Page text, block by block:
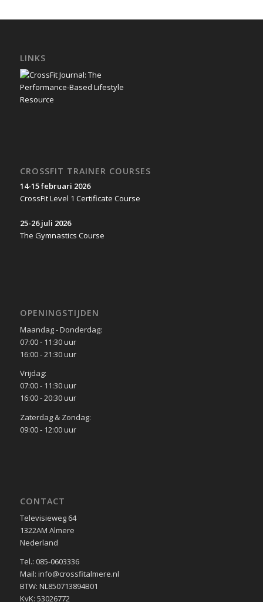
LINKS
CROSSFIT TRAINER COURSES
14-15 februari 2026
CrossFit Level 1 Certificate Course
25-26 juli 2026
The Gymnastics Course
OPENINGSTIJDEN
Maandag - Donderdag:
07:00 - 11:30 uur
16:00 - 21:30 uur
Vrijdag:
07:00 - 11:30 uur
16:00 - 20:30 uur
Zaterdag & Zondag:
09:00 - 12:00 uur
CONTACT
Televisieweg 64
1322AM Almere
Nederland
Tel.: 085-0603336
Mail: info@crossfitalmere.nl
BTW: NL850713894B01
KvK: 53026772